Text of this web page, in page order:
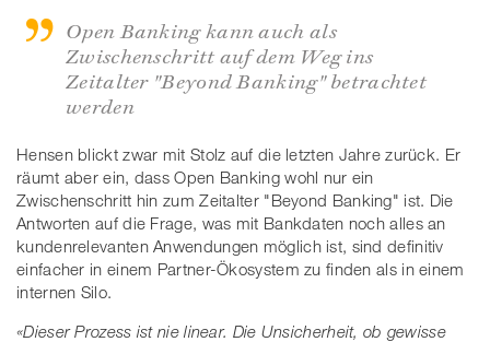
Open Banking kann auch als
Zwischenschritt auf dem Weg ins
Zeitalter "Beyond Banking" betrachtet
werden
Hensen blickt zwar mit Stolz auf die letzten Jahre zurück. Er
räumt aber ein, dass Open Banking wohl nur ein
Zwischenschritt hin zum Zeitalter "Beyond Banking" ist. Die
Antworten auf die Frage, was mit Bankdaten noch alles an
kundenrelevanten Anwendungen möglich ist, sind definitiv
einfacher in einem Partner-Ökosystem zu finden als in einem
internen Silo.
«Dieser Prozess ist nie linear. Die Unsicherheit, ob gewisse